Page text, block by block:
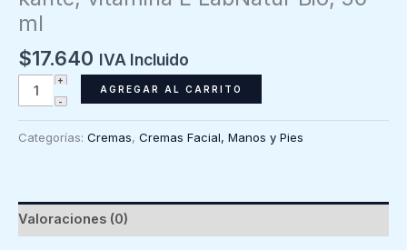
ml
$17.640 IVA Incluido
Crema
Facial
pieles,
rosa
AGREGAR AL CARRITO
Categorías: Cremas, Cremas Facial, Manos y Pies
Valoraciones (0)